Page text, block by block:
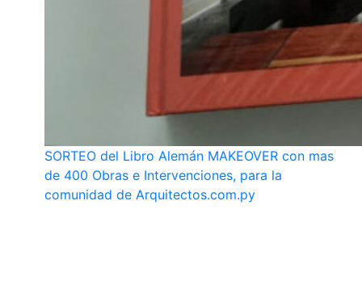
SORTEO del Libro Alemán MAKEOVER con mas
de 400 Obras e Intervenciones, para la
comunidad de Arquitectos.com.py